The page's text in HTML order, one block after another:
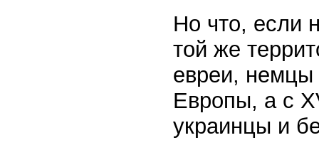
Но что, если
той же
евреи,
Европы, а с
украинцы и